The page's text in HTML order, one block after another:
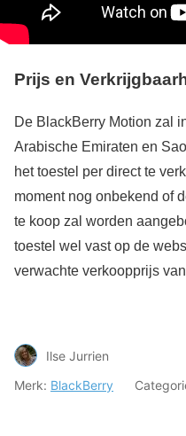
Prijs en
De BlackBerry Motion zal
Arabische Emiraten en
het toestel per direct te
moment nog onbekend of
te koop zal worden
toestel wel vast op de
verwachte verkoopprijs
Ilse Jurrien
Merk: BlackBerry